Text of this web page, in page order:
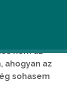
nem az
ahogyan az
sohasem